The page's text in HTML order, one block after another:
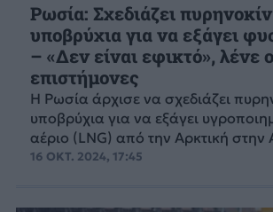
Ρωσία: Σχεδιάζει
υποβρύχια για να εξάγει
– «Δεν είναι εφικτό», λένε
επιστήμονες
Η Ρωσία άρχισε να σχεδιάζει
υποβρύχια για να εξάγει
αέριο (LNG) από την Αρκτική στην
16 ΟΚΤ. 2024, 17:45